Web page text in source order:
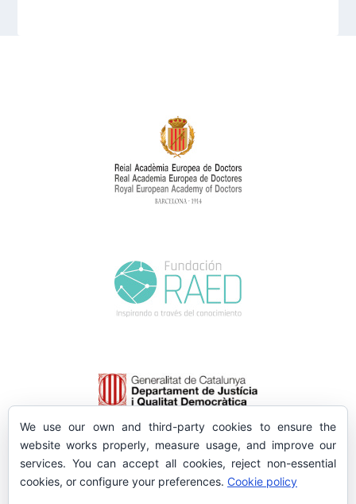
We use our own and third-party cookies to ensure the
website works properly, measure usage, and improve our
services. You can accept all cookies, reject non-essential
cookies, or configure your preferences. Cookie policy